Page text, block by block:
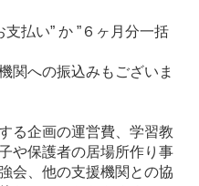
払い” か ”６ヶ月分一括
関への振込みもございま
る企画の運営費、学習教
や保護者の居場所作り事
会、他の支援機関との協